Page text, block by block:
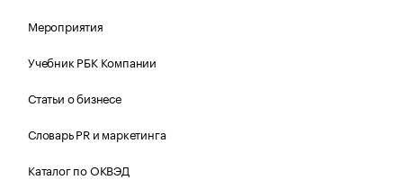
Мероприятия
Учебник РБК Компании
Статьи о бизнесе
Словарь PR и маркетинга
Каталог по ОКВЭД